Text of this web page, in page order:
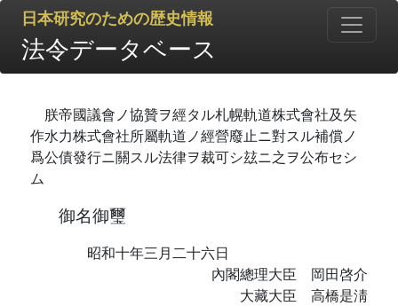
日本研究のための歴史情報
法令データベース
朕帝國議會ノ協贊ヲ經タル札幌軌道株式會社及矢
作水力株式會社所屬軌道ノ經營廢止ニ對スル補償ノ
爲公債發行ニ關スル法律ヲ裁可シ玆ニ之ヲ公布セシ
ム
御名御璽
昭和十年三月二十六日
內閣總理大臣 岡田啓介
大藏大臣 高橋是淸